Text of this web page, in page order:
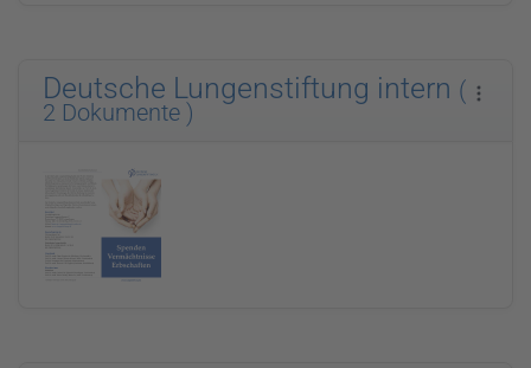
Deutsche Lungenstiftung intern (
2 Dokumente )